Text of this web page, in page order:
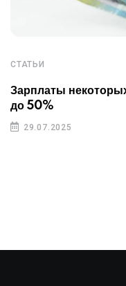
СТАТЬИ
Зарплаты
до 50%
29.07.2025